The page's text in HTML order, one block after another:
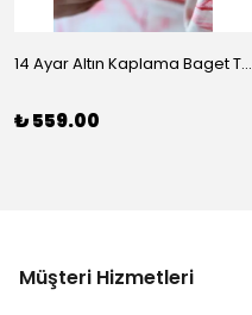
14 Ayar Altın Kaplama Baget Taşlı Vip Bileklik
₺ 559.00
Müşteri Hizmetleri